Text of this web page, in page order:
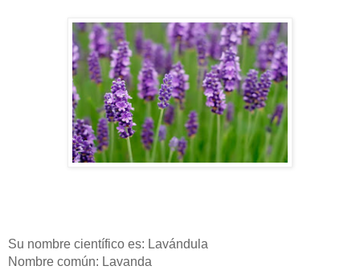
Su nombre científico es: Lavándula
Nombre común: Lavanda